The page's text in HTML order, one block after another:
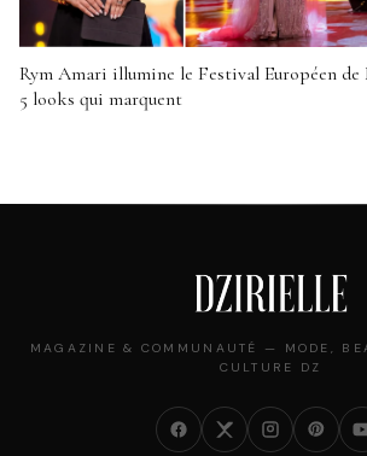
Rym Amari illumine le Festival Européen de
5 looks qui marquent
MAGAZINE & COMMUNAUTÉ — MODE,
CULTURE DZ